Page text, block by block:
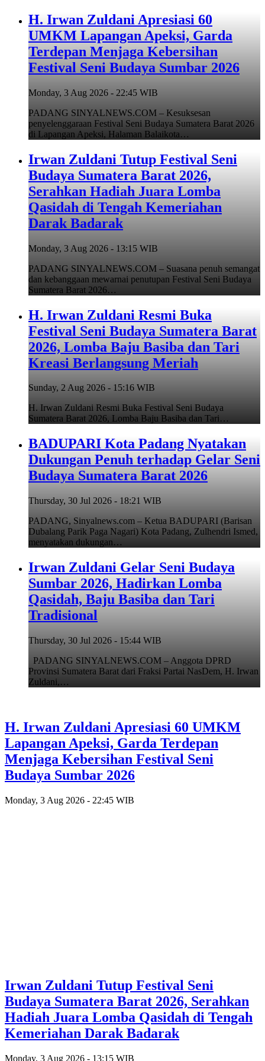
H. Irwan Zuldani Apresiasi 60
UMKM Lapangan Apeksi, Garda
Terdepan Menjaga Kebersihan
Festival Seni Budaya Sumbar 2026
Monday, 3 Aug 2026 - 22:45 WIB
PADANG SINYALNEWS.COM – Kesuksesan
penyelenggaraan Festival Seni Budaya Sumatera Barat 2026
di Lapangan Apeksi, Halaman Balaikota…
Irwan Zuldani Tutup Festival Seni
Budaya Sumatera Barat 2026,
Serahkan Hadiah Juara Lomba
Qasidah di Tengah Kemeriahan
Darak Badarak
Monday, 3 Aug 2026 - 13:15 WIB
PADANG SINYALNEWS.COM – Suasana penuh semangat
dan kebanggaan mewarnai penutupan Festival Seni Budaya
Sumatera Barat 2026…
H. Irwan Zuldani Resmi Buka
Festival Seni Budaya Sumatera Barat
2026, Lomba Baju Basiba dan Tari
Kreasi Berlangsung Meriah
Sunday, 2 Aug 2026 - 15:16 WIB
H. Irwan Zuldani Resmi Buka Festival Seni Budaya
Sumatera Barat 2026, Lomba Baju Basiba dan Tari…
BADUPARI Kota Padang Nyatakan
Dukungan Penuh terhadap Gelar Seni
Budaya Sumatera Barat 2026
Thursday, 30 Jul 2026 - 18:21 WIB
PADANG, Sinyalnews.com – Ketua BADUPARI (Barisan
Dubalang Parik Paga Nagari) Kota Padang, Zulhendri Ismed,
menyatakan dukungan…
Irwan Zuldani Gelar Seni Budaya
Sumbar 2026, Hadirkan Lomba
Qasidah, Baju Basiba dan Tari
Tradisional
Thursday, 30 Jul 2026 - 15:44 WIB
PADANG SINYALNEWS.COM – Anggota DPRD
Provinsi Sumatera Barat dari Fraksi Partai NasDem, H. Irwan
Zuldani,…
H. Irwan Zuldani Apresiasi 60 UMKM
Lapangan Apeksi, Garda Terdepan
Menjaga Kebersihan Festival Seni
Budaya Sumbar 2026
Monday, 3 Aug 2026 - 22:45 WIB
Irwan Zuldani Tutup Festival Seni
Budaya Sumatera Barat 2026, Serahkan
Hadiah Juara Lomba Qasidah di Tengah
Kemeriahan Darak Badarak
Monday, 3 Aug 2026 - 13:15 WIB